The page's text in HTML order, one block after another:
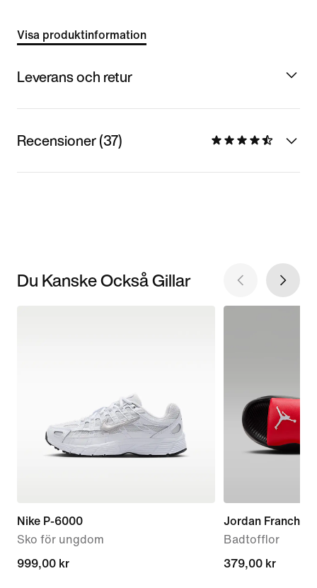
Visa produktinformation
Leverans och retur
Recensioner (37)
Du Kanske Också Gillar
Nike P-6000
Sko för ungdom
999,00 kr
999,00 kr
Jordan Franchise
Badtofflor
379,00 kr
379,00 kr